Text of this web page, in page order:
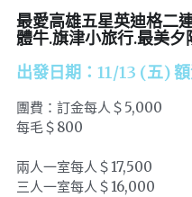
最愛高雄五星英迪格二
體牛.旗津小旅行.最美夕
出發日期：11/13 (五)
團費：訂金每人＄5,000
每毛＄800
兩人一室每人＄17,500
三人一室每人＄16,000